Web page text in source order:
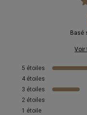
Basé
Voir
5 étoiles
4 étoiles
3 étoiles
2 étoiles
1 étoile